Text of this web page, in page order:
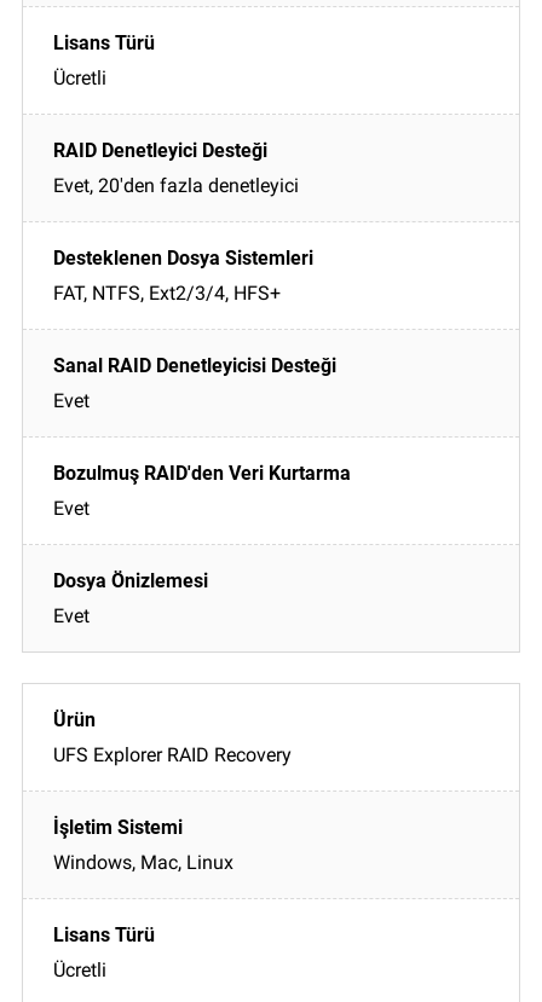
Ücretli
Evet, 20'den fazla denetleyici
FAT, NTFS, Ext2/3/4, HFS+
Evet
Evet
Evet
UFS Explorer RAID Recovery
Windows, Mac, Linux
Ücretli